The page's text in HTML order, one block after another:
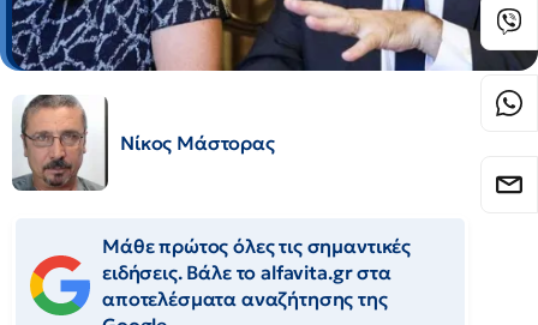
Νίκος Μάστορας
Μάθε πρώτος όλες τις σημαντικές
ειδήσεις. Βάλε το alfavita.gr στα
αποτελέσματα αναζήτησης της